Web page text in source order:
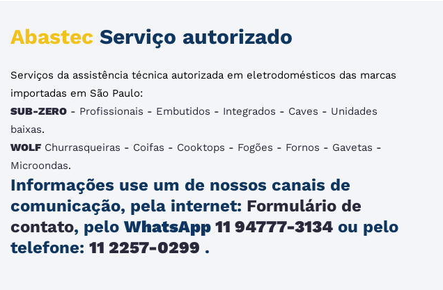
Abastec Serviço autorizado
Serviços da assistência técnica autorizada em eletrodomésticos das marcas
importadas em São Paulo:
SUB-ZERO- Profissionais - Embutidos - Integrados - Caves - Unidades
baixas.
WOLF Churrasqueiras - Coifas - Cooktops - Fogões - Fornos - Gavetas -
Microondas.
Informações use um de nossos canais de
comunicação, pela internet: Formulário de
contato, pelo WhatsApp11 94777-3134ou pelo
telefone: 11 2257-0299 .